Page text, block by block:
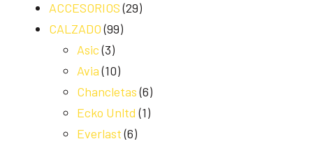
ACCESORIOS (29)
CALZADO (99)
Asic (3)
Avia (10)
Chancletas (6)
Ecko Unltd (1)
Everlast (6)